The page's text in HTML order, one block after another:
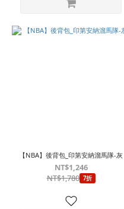
【NBA】後背包_印第安納溜馬隊-灰
NT$1,246
NT$1,780 7折